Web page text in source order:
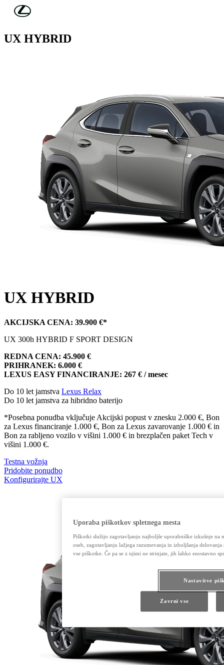
Skip to Main Content
AKCIJSKA CENA: 39.900 €*
UX HYBRID
UX HYBRID
AKCIJSKA CENA: 39.900 €*
UX 300h HYBRID F SPORT DESIGN
REDNA CENA: 45.900 €
PRIHRANEK: 6.000 €
LEXUS EASY FINANCIRANJE: 267 € / mesec
Do 10 let jamstva Lexus Relax
Do 10 let jamstva za hibridno baterijo
*Posebna ponudba vključuje Akcijski popust v znesku 2.000 €, Bon
za Lexus financiranje 1.000 €, Bon za Lexus zavarovanje 1.000 € in
Bon za rabljeno vozilo v višini 1.000 € in brezplačen paket Tech v
višini 1.000 €.
Testna vožnja
Pridobite ponudbo
Konfigurirajte UX
Uporaba piškotkov spletnega mesta
Piškotki služijo zagotavljanju najboljše uporabniške izkušnje
oseb, zagotavljanju lažjega razumevanja in izboljšanja
vse piškotke. Če pa se z njimi ne strinjate, jih lahko enostavno
Nastavitve
Zavrni vse